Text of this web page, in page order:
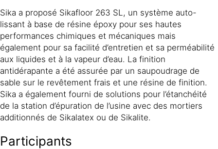
Sika a proposé Sikafloor 263 SL, un système auto-
lissant à base de résine époxy pour ses hautes
performances chimiques et mécaniques mais
également pour sa facilité d’entretien et sa perméabilité
aux liquides et à la vapeur d’eau. La finition
antidérapante a été assurée par un saupoudrage de
sable sur le revêtement frais et une résine de finition.
Sika a également fourni de solutions pour l’étanchéité
de la station d’épuration de l’usine avec des mortiers
additionnés de Sikalatex ou de Sikalite.
Participants